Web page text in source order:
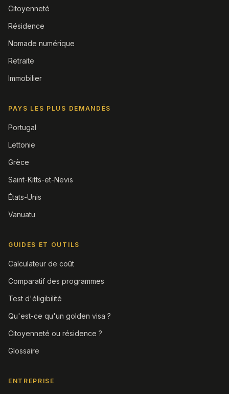
Citoyenneté
Résidence
Nomade numérique
Retraite
Immobilier
PAYS LES PLUS DEMANDÉS
Portugal
Lettonie
Grèce
Saint-Kitts-et-Nevis
États-Unis
Vanuatu
GUIDES ET OUTILS
Calculateur de coût
Comparatif des programmes
Test d'éligibilité
Qu'est-ce qu'un golden visa ?
Citoyenneté ou résidence ?
Glossaire
ENTREPRISE